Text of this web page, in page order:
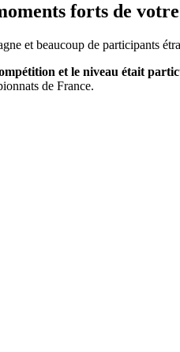
forts de votre
et beaucoup de participants
et le niveau était
de France.